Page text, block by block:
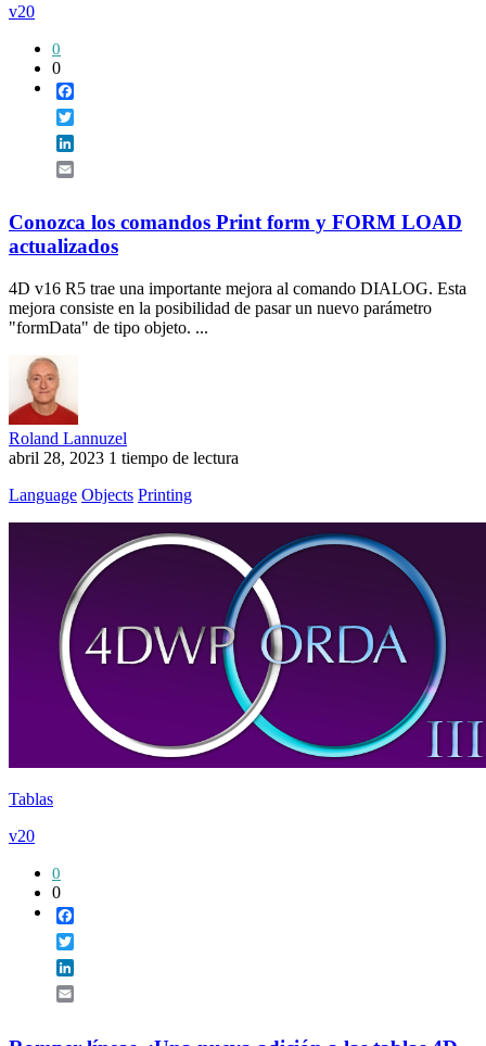
v20
0
0
Conozca los comandos Print form y FORM LOAD
actualizados
4D v16 R5 trae una importante mejora al comando DIALOG. Esta
mejora consiste en la posibilidad de pasar un nuevo parámetro
"formData" de tipo objeto. ...
Roland Lannuzel
abril 28, 2023 1 tiempo de lectura
Language Objects Printing
Tablas
v20
0
0